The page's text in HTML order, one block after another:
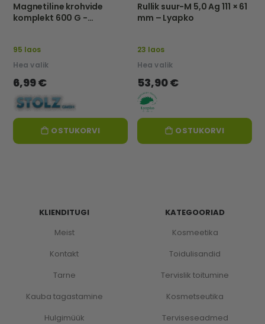
Magnetiline krohvide
komplekt 600 G -
95 laos
Hea valik
6,99 €
OSTUKORVI
Rullik suur-M 5,0 Ag 111 × 61
mm – Lyapko
23 laos
Hea valik
53,90 €
OSTUKORVI
KLIENDITUGI
Meist
Kontakt
Tarne
Kauba tagastamine
Hulgimüük
KATEGOORIAD
Kosmeetika
Toidulisandid
Tervislik toitumine
Kosmetseutika
Terviseseadmed